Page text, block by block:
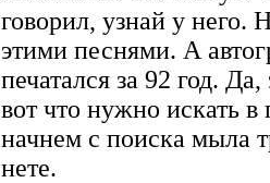
говорил, узнай у него.
этими песнями. А
печатался за 92 год.
вот что нужно искать в
начнем с поиска мыла
нете.